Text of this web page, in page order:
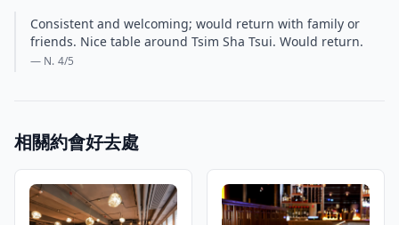
Consistent and welcoming; would return with family or
friends. Nice table around Tsim Sha Tsui. Would return.
— N. 4/5
相關約會好去處